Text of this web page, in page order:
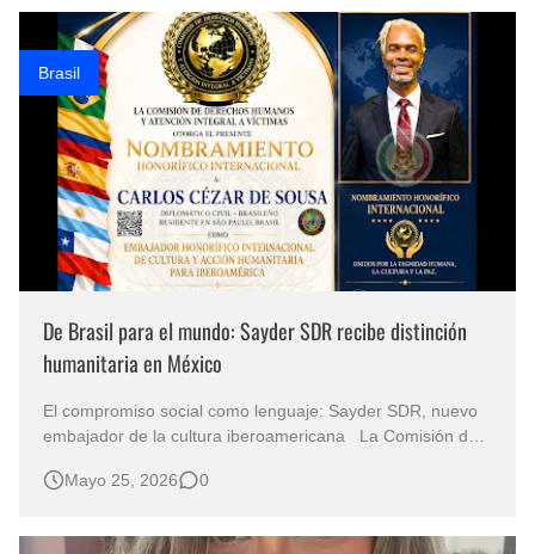
transmitirá por R…
Brasil
De Brasil para el mundo: Sayder SDR recibe distinción
humanitaria en México
El compromiso social como lenguaje: Sayder SDR, nuevo
embajador de la cultura iberoamericana La Comisión de
sede en la ciudad de Monterey reconoce la incansable
puentes solidarios y la promo…
Mayo 25, 2026 0